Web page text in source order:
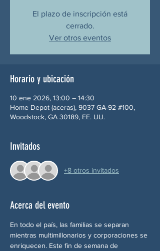
El plazo de inscripción está
cerrado.
Ver otros eventos
Horario y ubicación
10 ene 2026, 13:00 – 14:30
Home Depot (aceras), 9037 GA-92 #100,
Woodstock, GA 30189, EE. UU.
Invitados
+8 otros invitados
Acerca del evento
En todo el país, las familias se separan
mientras multimillonarios y corporaciones se
enriquecen. Este fin de semana de